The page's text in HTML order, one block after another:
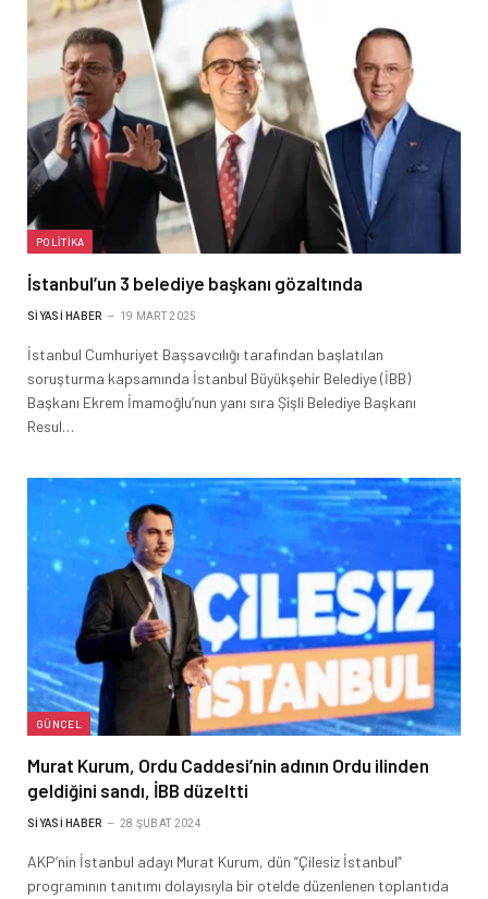
POLITIKA
İstanbul’un 3 belediye başkanı gözaltında
SIYASI HABER 19 MART 2025
İstanbul Cumhuriyet Başsavcılığı tarafından başlatılan
soruşturma kapsamında İstanbul Büyükşehir Belediye (İBB)
Başkanı Ekrem İmamoğlu’nun yanı sıra Şişli Belediye Başkanı
Resul…
GÜNCEL
Murat Kurum, Ordu Caddesi’nin adının Ordu ilinden
geldiğini sandı, İBB düzeltti
SIYASI HABER 28 ŞUBAT 2024
AKP’nin İstanbul adayı Murat Kurum, dün “Çilesiz İstanbul”
programının tanıtımı dolayısıyla bir otelde düzenlenen toplantıda